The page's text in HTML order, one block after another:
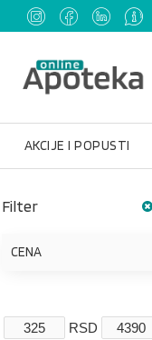
AKCIJE I POPUSTI
Filter
CENA
RSD